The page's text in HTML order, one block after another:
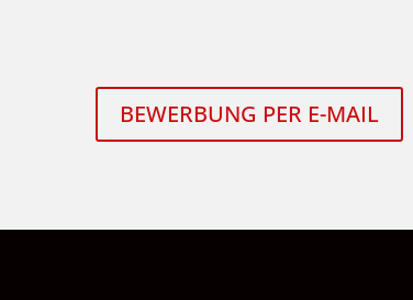
BEWERBUNG PER E-MAIL